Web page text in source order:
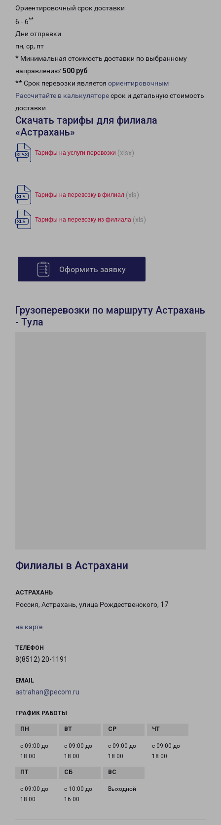
Ориентировочный срок доставки
6 - 6**
Дни отправки
пн, ср, пт
* Минимальная стоимость доставки по выбранному
направлению: 500 руб.
** Срок перевозки является ориентировочным
Рассчитайте в калькуляторесрок и детальную стоимость
доставки.
Скачать тарифы для филиала
«Астрахань»
Тарифы на услуги перевозки (xlsx)
Тарифы на перевозку в филиал (xls)
Тарифы на перевозку из филиала (xls)
Оформить заявку
Грузоперевозки по маршруту Астрахань
- Тула
Филиалы в Астрахани
АСТРАХАНЬ
Россия, Астрахань, улица Рождественского, 17
на карте
ТЕЛЕФОН
8(8512) 20-1191
EMAIL
astrahan@pecom.ru
ГРАФИК РАБОТЫ
с 09:00 до
18:00
с 09:00 до
18:00
с 09:00 до
18:00
с 09:00 до
18:00
с 09:00 до
18:00
с 10:00 до
16:00
Выходной